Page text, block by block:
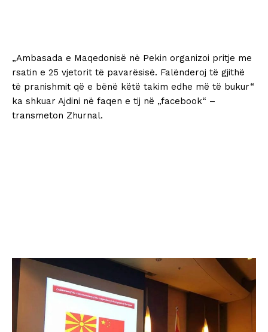
„Ambasada e Maqedonisë në Pekin organizoi pritje me
rsatin e 25 vjetorit të pavarësisë. Falënderoj të gjithë
të pranishmit që e bënë këtë takim edhe më të bukur“
ka shkuar Ajdini në faqen e tij në „facebook“ –
transmeton Zhurnal.